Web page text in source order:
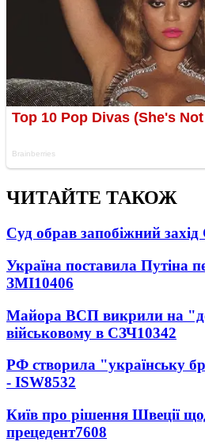
ЧИТАЙТЕ ТАКОЖ
Суд обрав запобіжний
Україна поставила Путіна
ЗМІ10406
Майора ВСП викрили на
військовому в СЗЧ10342
РФ створила "українську
- ISW8532
Київ про рішення Швеції
прецедент7608